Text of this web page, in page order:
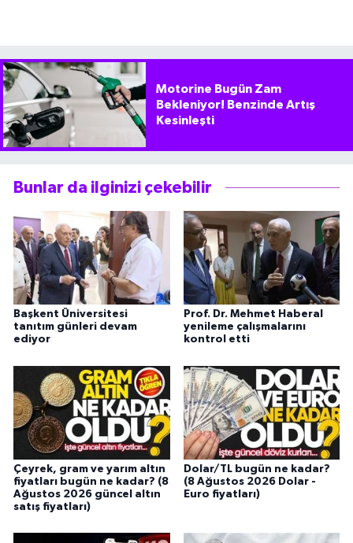
Motorine Bugün Zam
Bekleniyor! Benzinde Artış
Kesinleşti
Bunlar da ilginizi çekebilir
Başkent Üniversitesi
tanıtım günleri devam
ediyor
Prof. Dr. Mehmet Haberal
yenileme çalışmalarını
kontrol etti
Çeyrek, gram ve yarım altın
fiyatları bugün ne kadar? (8
Ağustos 2026 güncel altın
satış fiyatları)
Dolar/TL bugün ne kadar?
(8 Ağustos 2026 Dolar -
Euro fiyatları)